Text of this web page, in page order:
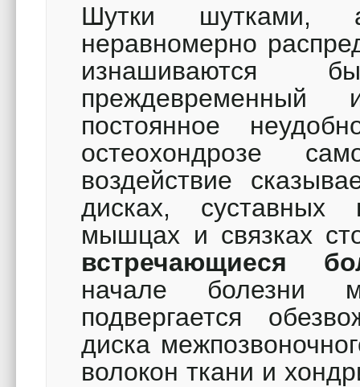
Шутки шутками,
неравномерно
изнашиваются
преждевременный
постоянное
остеохондрозе
воздействие
дисках, суставных
мышцах и связках
встречающиеся
начале болезни
подвергается
диска
волокон ткани и